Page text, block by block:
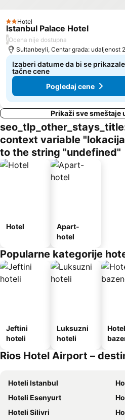
Maslak
Platform Merter
Bagcilar
2 Zvezdice
Hotel
Istanbul Palace Hotel
/Ocena nije dostupna
Sultanbeyli, Centar grada: udaljenost
Izaberi datume da bi se prikazale
tačne cene
Pogledaj cene
Prikaži sve smeštaje
context variable
to the string "undefined"
Hotel
Apart-
hotel
Popularne kategorije
Jeftini
hoteli
Luksuzni
hoteli
Rios Hotel Airport –
Hoteli Istanbul
Hoteli Esenyurt
Hoteli Silivri